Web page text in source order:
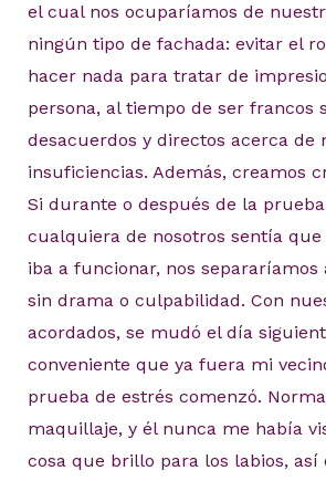
el cual nos ocuparíamos de
ningún tipo de fachada: evitar el
hacer nada para tratar de
persona, al tiempo de ser francos
desacuerdos y directos acerca de
insuficiencias. Además, creamos
Si durante o después de la
cualquiera de nosotros sentía
iba a funcionar, nos separaríamos
sin drama o culpabilidad. Con
acordados, se mudó el día
conveniente que ya fuera mi
prueba de estrés comenzó.
maquillaje, y él nunca me había
cosa que brillo para los labios, así